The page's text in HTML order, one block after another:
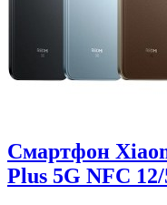
Смартфон
Plus 5G NFC